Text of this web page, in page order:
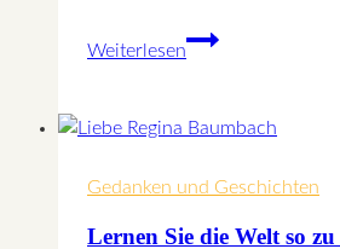
Weiterlesen
Die
–
das
Gedanken und Geschichten
Lernen Sie die Welt so